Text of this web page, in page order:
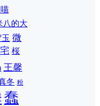
八的大
微
桜
王馨
冬 粉
蠢